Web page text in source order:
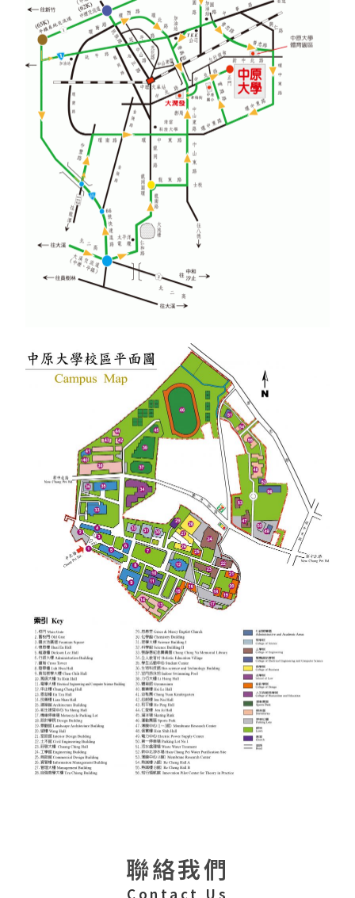
聯絡我們
Contact Us